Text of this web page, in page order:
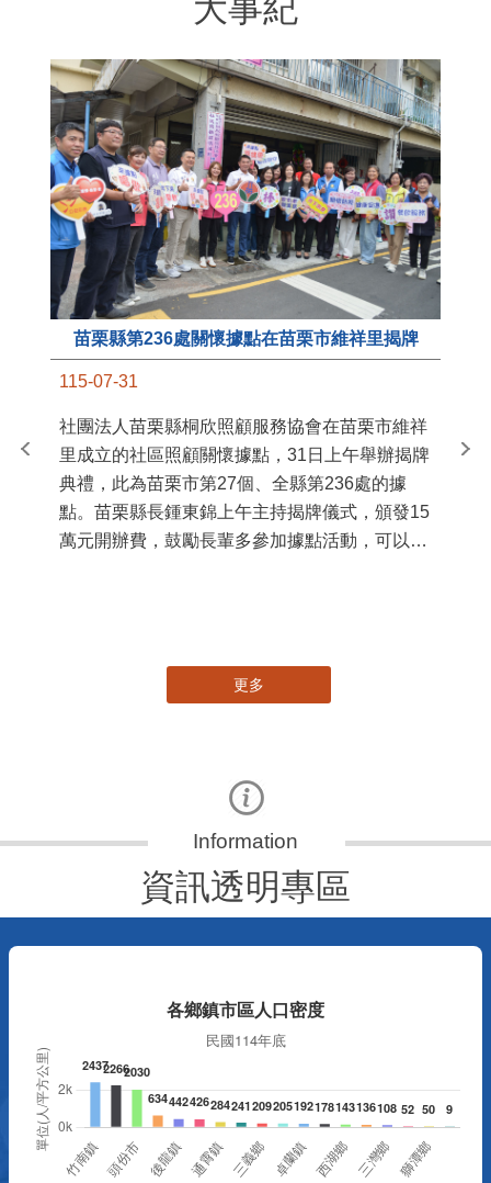
大事紀
苗栗縣第236處關懷據點在苗栗市維祥里揭牌
115-07-31
社團法人苗栗縣桐欣照顧服務協會在苗栗市維祥
里成立的社區照顧關懷據點，31日上午舉辦揭牌
典禮，此為苗栗市第27個、全縣第236處的據
點。苗栗縣長鍾東錦上午主持揭牌儀式，頒發15
萬元開辦費，鼓勵長輩多參加據點活動，可以更
苗
更多
資訊透明專區